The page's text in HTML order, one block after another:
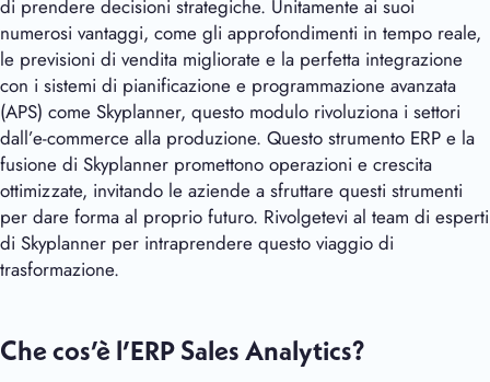
di prendere decisioni strategiche. Unitamente ai suoi
numerosi vantaggi, come gli approfondimenti in tempo reale,
le previsioni di vendita migliorate e la perfetta integrazione
con i sistemi di pianificazione e programmazione avanzata
(APS) come Skyplanner, questo modulo rivoluziona i settori
dall’e-commerce alla produzione. Questo strumento ERP e la
fusione di Skyplanner promettono operazioni e crescita
ottimizzate, invitando le aziende a sfruttare questi strumenti
per dare forma al proprio futuro. Rivolgetevi al team di esperti
di Skyplanner per intraprendere questo viaggio di
trasformazione.
Che cos’è l’ERP Sales Analytics?